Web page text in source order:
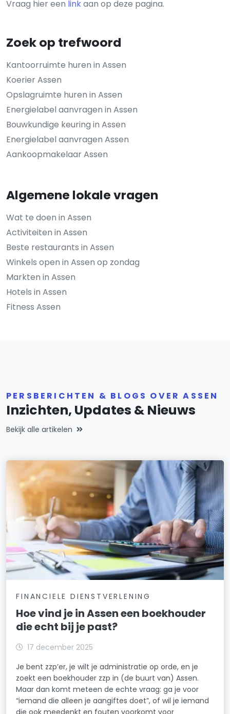
Vraag hier een linkaan op deze pagina.
Zoek op trefwoord
Kantoorruimte huren in Assen
Koerier Assen
Opslagruimte huren in Assen
Energielabel aanvragen in Assen
Bouwkundige keuring in Assen
Energielabel aanvragen Assen
Aankoopmakelaar Assen
Algemene lokale vragen
Wat te doen in Assen
Activiteiten in Assen
Beste restaurants in Assen
Winkels open in Assen op zondag
Markten in Assen
Hotels in Assen
Fitness Assen
PERSBERICHTEN & BLOGS OVER ASSEN
Inzichten, Updates & Nieuws
Bekijk alle artikelen
FINANCIELE DIENSTVERLENING
Hoe vind je in Assen een boekhouder
die echt bij je past?
17 december 2025
Je bent zzp’er, je wilt je administratie op orde, en je
zoekt een boekhouder zzp in (de buurt van) Assen.
Maar dan komt meteen de echte vraag: ga je voor
“iemand die alleen je aangiftes doet”, of wil je iemand
die ook meedenkt en fouten voorkomt voor